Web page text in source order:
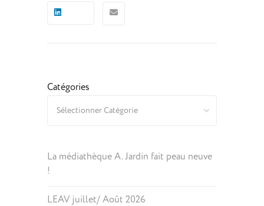
Catégories
La médiathèque A. Jardin fait peau neuve
!
LEAV juillet/ Août 2026